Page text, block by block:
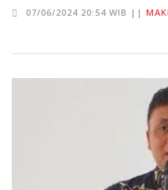
07/06/2024 20:54 WIB ||